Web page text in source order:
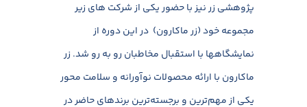
پژوهشی زر نیز با حضور یکی از شرکت های زیر
مجموعه خود (زر ماکارون) در این دوره از
نمایشگاهها با استقبال مخاطبان رو به رو شد. زر
ماکارون با ارائه محصولات نوآورانه و سلامت محور
یکی از مهم‌ترین و برجسته‌ترین برندهای حاضر در